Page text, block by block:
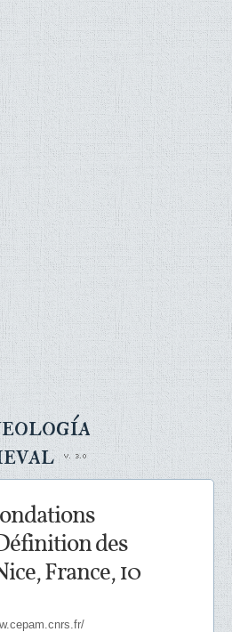
des
France, 10